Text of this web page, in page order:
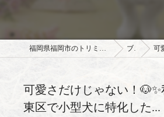
福岡県福岡市のトリミングサロンならドッグサロン Udog ブログ 可愛さ
可愛さだけじゃない！
東区で小型犬に特化した...